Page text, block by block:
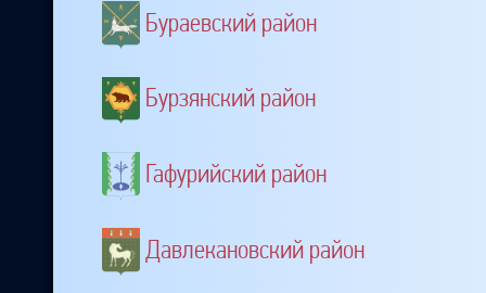
Бураевский район
Бурзянский район
Гафурийский район
Давлекановский район